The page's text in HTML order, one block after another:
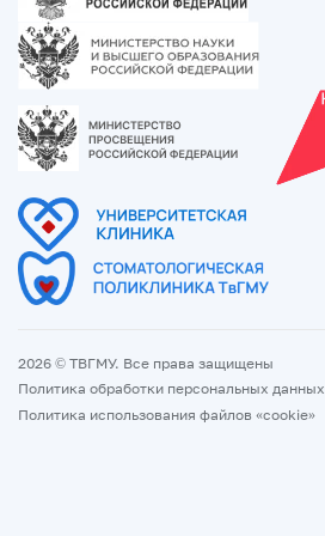
2026 © ТВГМУ. Все права защищены
Политика обработки персональных данных
Политика использования файлов «cookie»